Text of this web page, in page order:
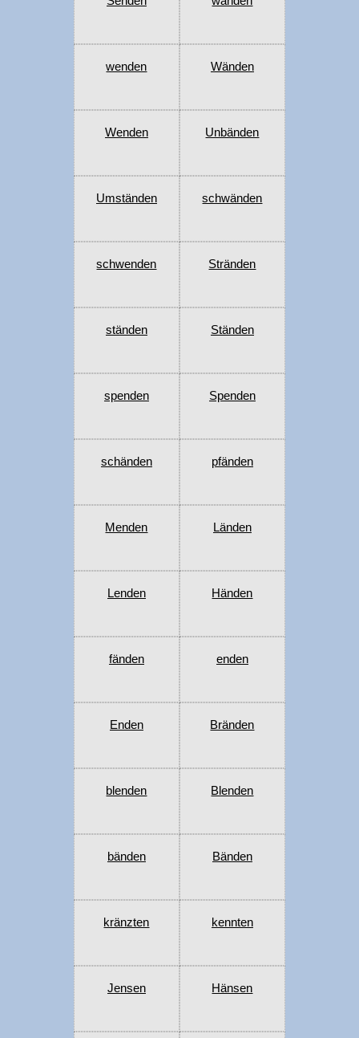
wenden Wänden
Wenden Unbänden
Umständen schwänden
schwenden Stränden
ständen Ständen
spenden Spenden
schänden pfänden
Menden Länden
Lenden Händen
fänden enden
Enden Bränden
blenden Blenden
bänden Bänden
kränzten kennten
Jensen Hänsen